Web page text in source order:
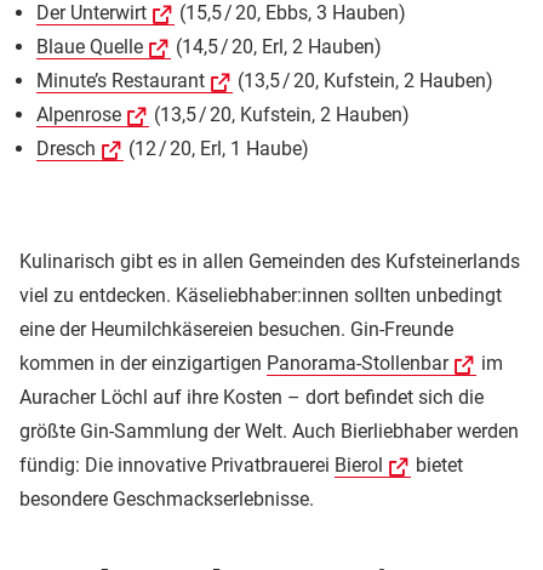
Der Unterwirt
(15,5 / 20, Ebbs, 3 Hauben)
Blaue Quelle
(14,5 / 20, Erl, 2 Hauben)
Minute’s Restaurant
(13,5 / 20, Kufstein, 2 Hauben)
Alpenrose
(13,5 / 20, Kufstein, 2 Hauben)
Dresch
(12 / 20, Erl, 1 Haube)
Kulinarisch gibt es in allen Gemeinden des Kufsteinerlands
viel zu entdecken. Käseliebhaber:innen sollten unbedingt
eine der Heumilchkäsereien besuchen. Gin-Freunde
kommen in der einzigartigen Panorama-Stollenbar
im
Auracher Löchl auf ihre Kosten – dort befindet sich die
größte Gin-Sammlung der Welt. Auch Bierliebhaber werden
fündig: Die innovative Privatbrauerei Bierol
bietet
besondere Geschmackserlebnisse.